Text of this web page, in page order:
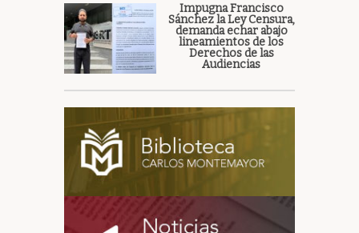
Impugna Francisco
Sánchez la Ley Censura,
demanda echar abajo
lineamientos de los
Derechos de las
Audiencias